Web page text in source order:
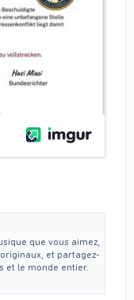
que vous aimez,
et partagez-
et le monde entier.